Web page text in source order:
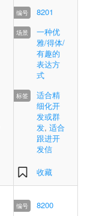
8201
一种优
雅/得体/
有趣的
表达方
式
适合精
细化开
发或群
发, 适合
跟进开
发信
收藏
8200